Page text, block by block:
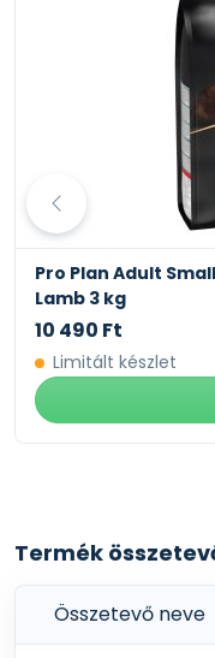
Pro Plan Adult
Lamb 3 kg
10 490 Ft
Limitált készlet
Termék
Összetevő neve